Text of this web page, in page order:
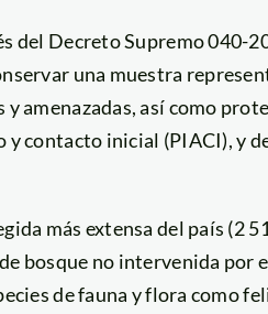
del Decreto Supremo 040-
una muestra
amenazadas, así como
contacto inicial (PIACI), y
más extensa del país (2
bosque no intervenida por
de fauna y flora como